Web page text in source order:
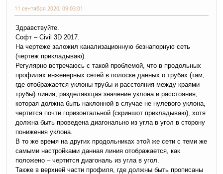
11 сентября 2020, 09:03:01
Здравствуйте.
Софт – Civil 3D 2017.
На чертеже заложил канализационную безнапорную сеть
(чертеж прикладываю).
Регулярно встречаюсь с такой проблемой, что в продольных
профилях инженерных сетей в полоске данных о трубах (там,
где отображается уклоны трубы и расстояния между краями
трубы) линия, разделяющая значение уклона и расстояния,
которая должна быть наклонной в случае не нулевого уклона,
чертится почти горизонтальной (скриншот прикладываю), хотя
должна быть проведена диагонально из угла в угол в сторону
понижения уклона.
В то же время на других продольниках этой же сети с теми же
самыми настройками данная линия отображается, как
положено – чертится диагональ из угла в угол.
Также в верхней части профиля, где должны быть прописаны